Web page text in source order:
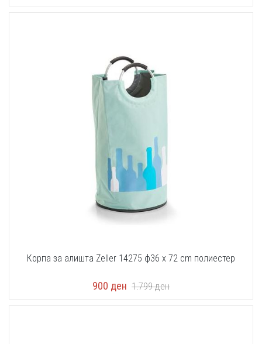
Корпа за алишта Zeller 14275 ф36 x 72 cm полиестер
900 ден 1.799ден